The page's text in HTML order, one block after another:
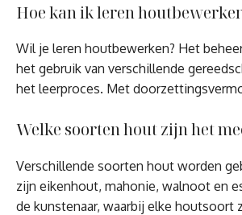
Hoe kan ik leren
Wil je leren houtbewerken? Het
het gebruik van verschillende
het leerproces. Met
Welke soorten hout zijn het
Verschillende soorten hout worden
zijn eikenhout, mahonie, walnoot en
de kunstenaar, waarbij elke